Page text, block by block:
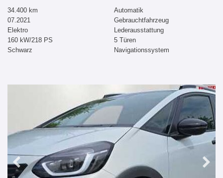
34.400 km
07.2021
Elektro
160 kW/218 PS
Schwarz
Automatik
Gebrauchtfahrzeug
Lederausstattung
5 Türen
Navigationssystem